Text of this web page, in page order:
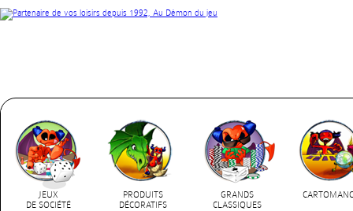
JEUX
DE SOCIÉTÉ
PRODUITS
DÉCORATIFS
GRANDS
CLASSIQUES